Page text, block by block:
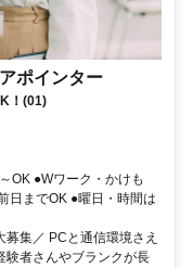
ポインター
！(01)
OK ●Wワーク・かけも
日までOK ●曜日・時間は
集／ PCと通信環境さえ
験者さんやブランクが長